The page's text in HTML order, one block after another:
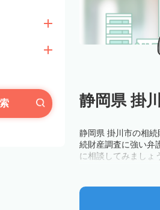
静岡県 掛
静岡県 掛川市の相
続財産調査に強い弁
に相談してみましょ